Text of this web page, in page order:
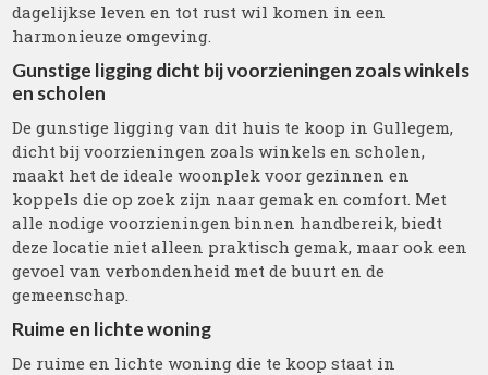
dagelijkse leven en tot rust wil komen in een
harmonieuze omgeving.
Gunstige ligging dicht bij voorzieningen zoals winkels
en scholen
De gunstige ligging van dit huis te koop in Gullegem,
dicht bij voorzieningen zoals winkels en scholen,
maakt het de ideale woonplek voor gezinnen en
koppels die op zoek zijn naar gemak en comfort. Met
alle nodige voorzieningen binnen handbereik, biedt
deze locatie niet alleen praktisch gemak, maar ook een
gevoel van verbondenheid met de buurt en de
gemeenschap.
Ruime en lichte woning
De ruime en lichte woning die te koop staat in